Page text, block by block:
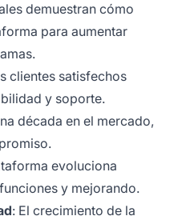
demuestran cómo
para aumentar
clientes satisfechos
y soporte.
década en el mercado,
evoluciona
y mejorando.
: El crecimiento de la